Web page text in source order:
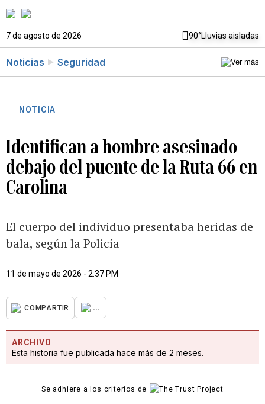
7 de agosto de 2026 90°Lluvias aisladas
Noticias Seguridad
NOTICIA
Identifican a hombre asesinado
debajo del puente de la Ruta 66 en
Carolina
El cuerpo del individuo presentaba heridas de
bala, según la Policía
11 de mayo de 2026 - 2:37 PM
COMPARTIR ...
ARCHIVO
Esta historia fue publicada hace más de 2 meses.
Se adhiere a los criterios de